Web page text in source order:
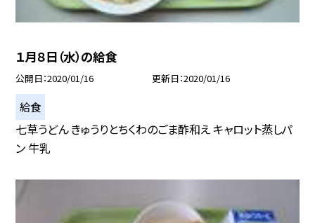
１月８日（水）の給食
公開日 2020/01/16 更新日 2020/01/16
給食
七草うどん きゅうりとちくわのごま酢和え キャロット蒸しパ
ン 牛乳